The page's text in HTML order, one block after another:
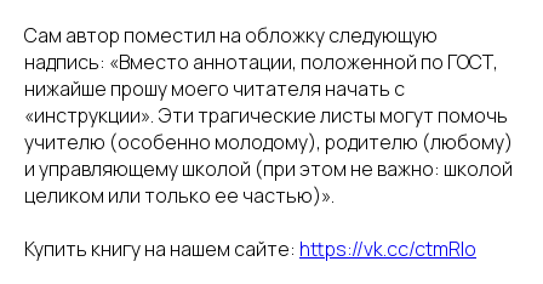
Сам автор поместил на обложку следующую
надпись: «Вместо аннотации, положенной по ГОСТ,
нижайше прошу моего читателя начать с
«инструкции». Эти трагические листы могут помочь
учителю (особенно молодому), родителю (любому)
и управляющему школой (при этом не важно: школой
целиком или только ее частью)».
Купить книгу на нашем сайте: https://vk.cc/ctmRlo